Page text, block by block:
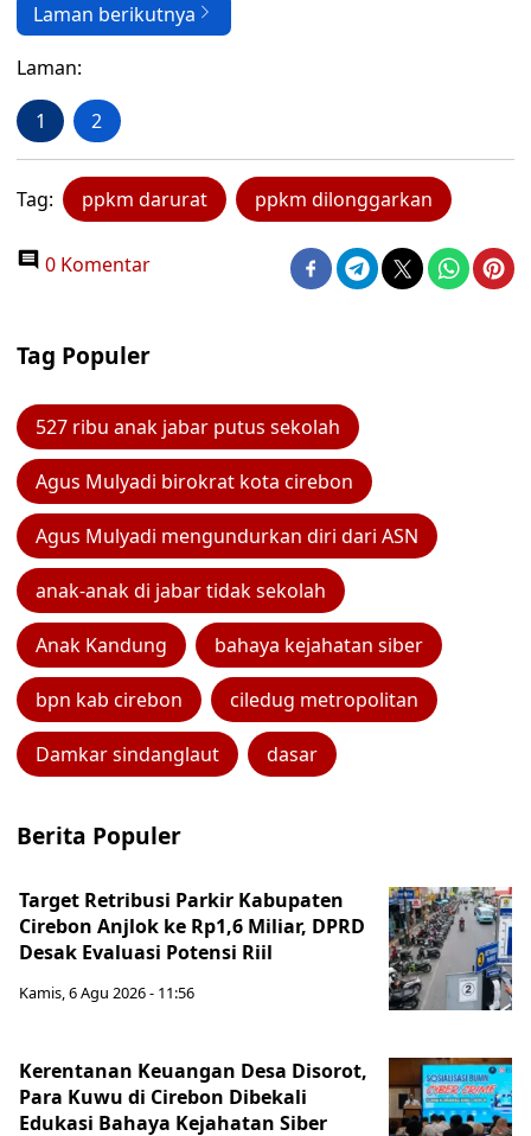
Laman berikutnya
Laman:
1 2
Tag: ppkm darurat ppkm dilonggarkan
0 Komentar
Tag Populer
527 ribu anak jabar putus sekolah
Agus Mulyadi birokrat kota cirebon
Agus Mulyadi mengundurkan diri dari ASN
anak-anak di jabar tidak sekolah
Anak Kandung bahaya kejahatan siber
bpn kab cirebon ciledug metropolitan
Damkar sindanglaut dasar
Berita Populer
Target Retribusi Parkir Kabupaten
Cirebon Anjlok ke Rp1,6 Miliar, DPRD
Desak Evaluasi Potensi Riil
Kamis, 6 Agu 2026 - 11:56
Kerentanan Keuangan Desa Disorot,
Para Kuwu di Cirebon Dibekali
Edukasi Bahaya Kejahatan Siber